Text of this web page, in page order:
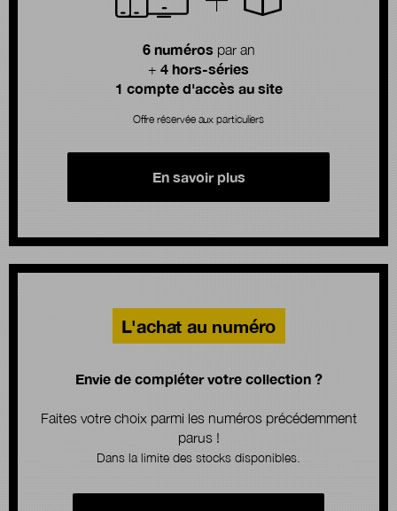
6 numérospar an
+ 4 hors-séries
1 compte d'accès au site
Offre réservée aux particuliers
En savoir plus
L'achat au numéro
Envie de compléter votre collection ?
Faites votre choix parmi les numéros précédemment
parus !
Dans la limite des stocks disponibles.